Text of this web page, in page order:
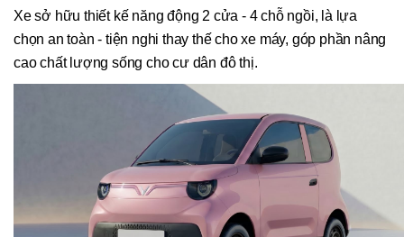
Xe sở hữu thiết kế năng động 2 cửa - 4 chỗ ngồi, là lựa
chọn an toàn - tiện nghi thay thế cho xe máy, góp phần nâng
cao chất lượng sống cho cư dân đô thị.